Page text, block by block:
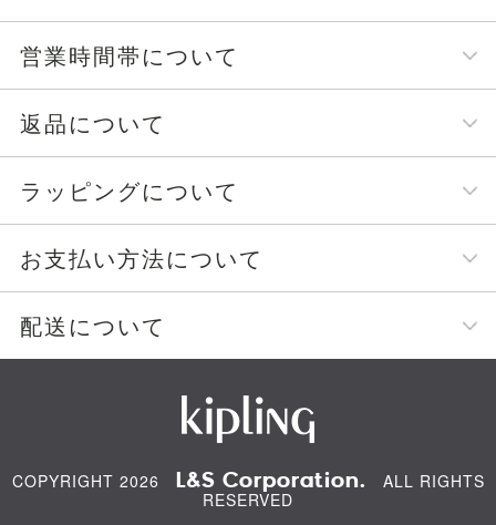
営業時間帯について
返品について
ラッピングについて
お支払い方法について
配送について
COPYRIGHT 2026 L&S Corporation.
ALL RIGHTS
RESERVED